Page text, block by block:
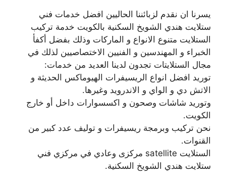
يسرنا ان نقدم لزبائننا الحاليين افضل خدمات فني
ستلايت هندي الشويخ السكنية بالكويت خدمة تركيب
الستلايت متنوع الانواع و الماركات وذلك بفضل أكفأ
الخبراء و المهندسين و الفنيين الاختصاصيين لذلك في
مجال الستلايتات تجدون لدينا العديد من خدمات:
توريد افضل انواع الريسيفرات الهيوماكس الحديثة و
الاتش دي و الواي و الاندرويد وغيرها.
وتوريد شاشات وصحون و اكسسوارات داخل أو خارج
الكويت.
نحن تركيب وبرمجة ريسيفرات و توليف عدد كبير من
القنوات.
الستلايت satellite مركزى وعادي في مركزي فني
ستلايت هندي الشويخ السكنية.